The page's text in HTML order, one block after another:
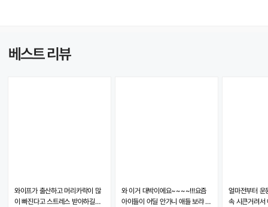
베스트 리뷰
와이프가 출산하고 머리카락이 많
이 빠진다고 스트레스 받아하길래
와 이거 대박이에요~~~~!!!요즘
아이들이 어딜 안가니 애들 보랴 밥
얼마전부터 운
속 시큰거려서